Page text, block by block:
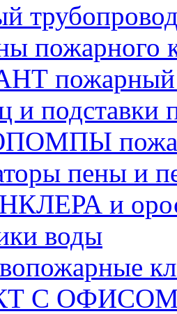
пожарного
пожарный
и подставки
пены и
и
воды
С ОФИСОМ